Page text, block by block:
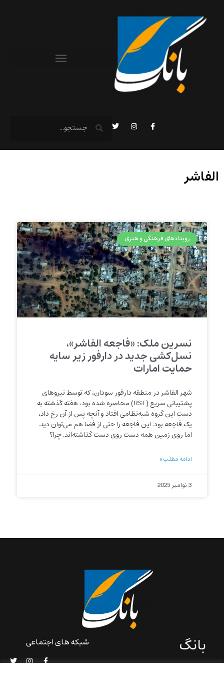
الفاشر
رویدادهای فرهنگی و هنری
نسرین ملک: «فاجعه الفاشر»،
نسل‌کشی جدید در دارفور زیر سایه
حمایت امارات
شهر الفاشر در منطقه دارفور سودان، که توسط نیروهای
پشتیبانی سریع (RSF) محاصره شده بود، هفته گذشته به
دست این گروه شبه‌نظامی افتاد و آنچه پس از آن رخ داد،
یک فاجعه بود. این فاجعه را حتی از فضا هم می‌توان دید.
اما روی زمین همه دست روی دست گذاشته‌اند. چرا؟
ادامه مطلب »
3 نوامبر 2025
بانگ شبکه های اجتماعی